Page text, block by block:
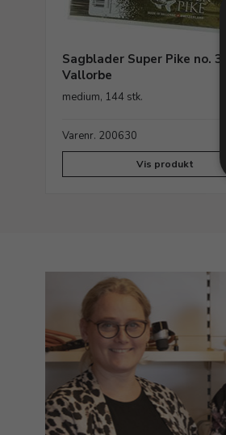
Sagblader Super Pike no. 3/0
Vallorbe
medium, 144 stk.
Varenr. 200630
Vis produkt